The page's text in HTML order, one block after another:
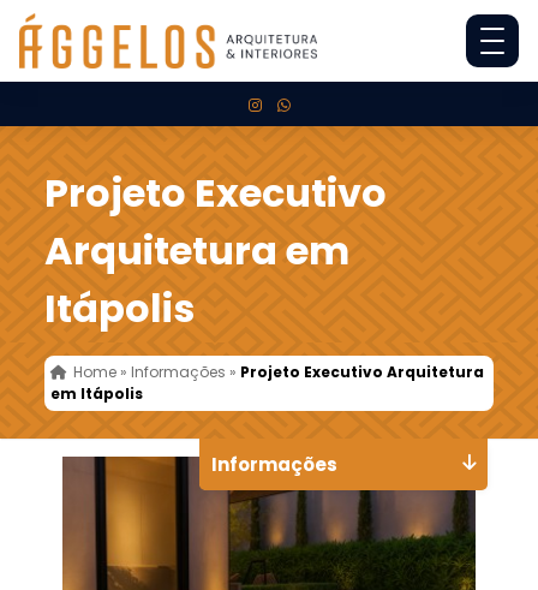
Projeto Executivo
Arquitetura em
Itápolis
Home » Informações » Projeto Executivo Arquitetura
em Itápolis
Informações